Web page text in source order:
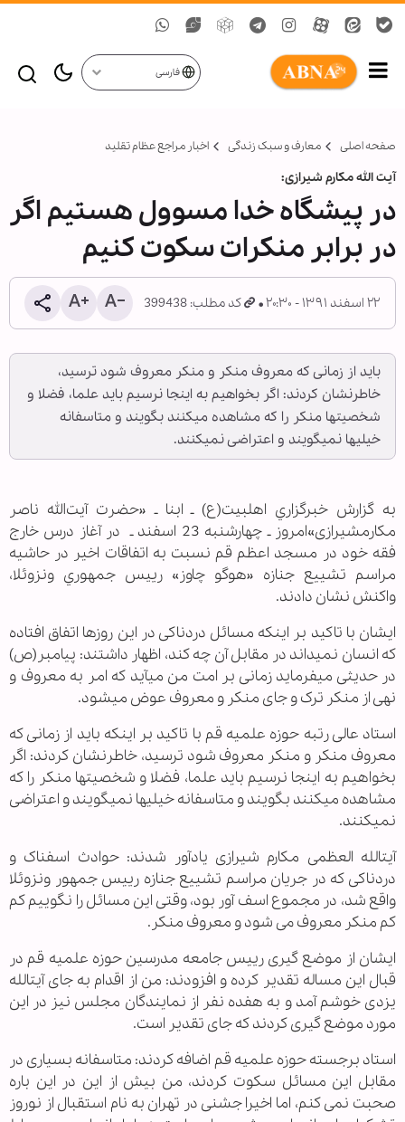
فارسی
صفحه اصلی معارف و سبک زندگی اخبار مراجع عظام تقلید
آیت الله مکارم‎ شیرازی:
در پیشگاه خدا مسوول هستیم اگر
در برابر منکرات سکوت کنیم
۲۲ اسفند ۱۳۹۱ - ۲۰:۳۰ کد مطلب: 399438
باید از زمانی که معروف منکر و منکر معروف شود ترسید،
خاطرنشان کردند: اگر بخواهیم به اینجا نرسیم باید علما، فضلا و
شخصیت‎ها منکر را که مشاهده می‎کنند بگویند و متاسفانه
خیلی‎ها نمی‎گویند و اعتراضی نمی‎کنند.
به گزارش خبرگزاري اهل‎بيت(ع) ـ ابنا ـ «حضرت آیت‌الله ناصر
مکارم‎شیرازی»امروز ـ چهارشنبه 23 اسفند ـ در آغاز درس خارج
فقه خود در مسجد اعظم قم نسبت به اتفاقات اخیر در حاشیه
مراسم تشییع جنازه «هوگو چاوز» رييس جمهوري ونزوئلا،
واکنش نشان دادند.
ایشان با تاکید بر اینکه مسائل دردناکی در این روزها اتفاق افتاده
که انسان نمی‎داند در مقابل آن چه کند، اظهار داشتند:‌ پیامبر(ص)
در حدیثی می‎فرماید زمانی بر امت من می‎آید که امر به معروف و
نهی از منکر ترک و جای منکر و معروف عوض می‎شود.
استاد عالی رتبه حوزه علمیه قم با تاکید بر اینکه باید از زمانی که
معروف منکر و منکر معروف شود ترسید، خاطرنشان کردند: اگر
بخواهیم به اینجا نرسیم باید علما، فضلا و شخصیت‎ها منکر را که
مشاهده می‎کنند بگویند و متاسفانه خیلی‎ها نمی‎گویند و اعتراضی
نمی‎کنند.
آیت‎الله العظمی مکارم شیرازی یادآور شدند: حوادث اسفناک و
دردناکی که در جریان مراسم تشییع جنازه رییس جمهور ونزوئلا
واقع شد، در مجموع اسف آور بود، وقتی این مسائل را نگوییم کم
کم منکر معروف می شود و معروف منکر.
ایشان از موضع گیری رییس جامعه مدرسین حوزه علمیه قم در
قبال این مساله تقدیر کرده و افزودند:‌ من از اقدام به جای آیت‎الله
یزدی خوشم آمد و به هفده نفر از نمایندگان مجلس نیز در این
مورد موضع گیری کردند که جای تقدیر است.
استاد برجسته حوزه علميه قم اضافه کردند: متاسفانه بسیاری در
مقابل این مسائل سکوت کردند، من بیش از این در این باره
صحبت نمی کنم، اما اخیرا جشنی در تهران به نام استقبال از نوروز